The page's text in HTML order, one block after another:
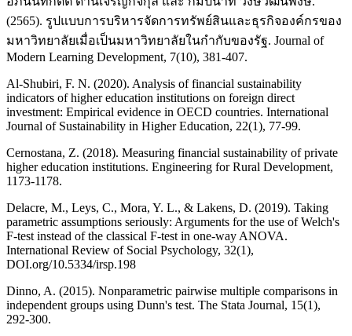
(2565). รูปแบบการบริหารจัดการทรัพย์สินและธุรกิจองค์กรของ
มหาวิทยาลัยเมื่อเป็นมหาวิทยาลัยในกำกับของรัฐ. Journal of
Modern Learning Development, 7(10), 381-407.
Al-Shubiri, F. N. (2020). Analysis of financial sustainability
indicators of higher education institutions on foreign direct
investment: Empirical evidence in OECD countries. International
Journal of Sustainability in Higher Education, 22(1), 77-99.
Cernostana, Z. (2018). Measuring financial sustainability of private
higher education institutions. Engineering for Rural Development,
1173-1178.
Delacre, M., Leys, C., Mora, Y. L., & Lakens, D. (2019). Taking
parametric assumptions seriously: Arguments for the use of Welch's
F-test instead of the classical F-test in one-way ANOVA.
International Review of Social Psychology, 32(1),
DOI.org/10.5334/irsp.198
Dinno, A. (2015). Nonparametric pairwise multiple comparisons in
independent groups using Dunn's test. The Stata Journal, 15(1),
292-300.